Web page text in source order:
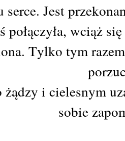
serce. Jest
połączyła, wciąż
Tylko tym
żądzy i cielesnym
sobie